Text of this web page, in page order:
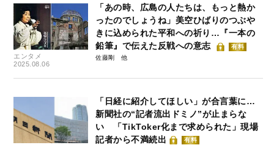
エンタメ
2025.08.06
「あの時、広島の人たちは、もっと熱か
ったのでしょうね」美空ひばりのつぶや
きに込められた平和への祈り…『一本の
鉛筆』で伝えた反戦への意志
有料
佐藤剛
「日経に紹介してほしい」が合言葉に…
新聞社の“記者流出ドミノ”が止まらな
い 「TikToker化まで求められた」現場
記者から不満続出
有料